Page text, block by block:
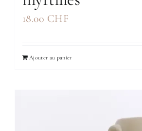
18.00 CHF
Ajouter au panier